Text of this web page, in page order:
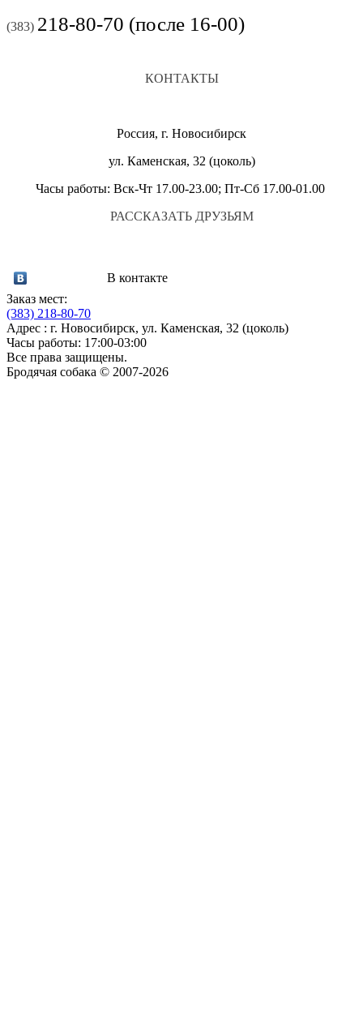
(383) 218-80-70 (после 16-00)
КОНТАКТЫ
Россия, г. Новосибирск
ул. Каменская, 32 (цоколь)
Часы работы: Вск-Чт 17.00-23.00; Пт-Сб 17.00-01.00
РАССКАЗАТЬ ДРУЗЬЯМ
В контакте
Заказ мест:
(383) 218-80-70
Адрес : г. Новосибирск, ул. Каменская, 32 (цоколь)
Часы работы: 17:00-03:00
Все права защищены.
Бродячая собака © 2007-2026